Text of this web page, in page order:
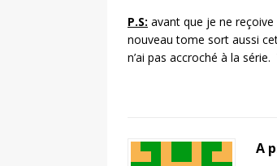
P.S: avant que je ne
nouveau tome sort aussi
n’ai pas accroché à la
A